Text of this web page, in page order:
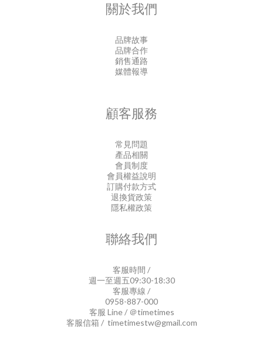
關於我們
品牌故事
品牌合作
銷售通路
媒體報導
顧客服務
常見問題
產品相關
會員制度
會員權益說明
訂購付款方式
退換貨政策
隱私權政策
聯絡我們
客服時間 /
週一至週五09:30-18:30
客服專線 /
0958-887-000
客服 Line / ＠timetimes
客服信箱 / timetimestw@gmail.com